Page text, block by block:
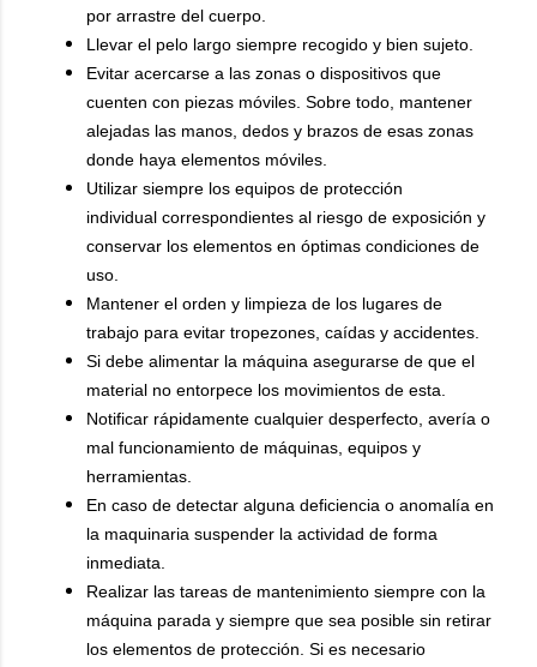
por arrastre del cuerpo.
Llevar el pelo largo siempre recogido y bien sujeto.
Evitar acercarse a las zonas o dispositivos que
cuenten con piezas móviles. Sobre todo, mantener
alejadas las manos, dedos y brazos de esas zonas
donde haya elementos móviles.
Utilizar siempre los equipos de protección
individual correspondientes al riesgo de exposición y
conservar los elementos en óptimas condiciones de
uso.
Mantener el orden y limpieza de los lugares de
trabajo para evitar tropezones, caídas y accidentes.
Si debe alimentar la máquina asegurarse de que el
material no entorpece los movimientos de esta.
Notificar rápidamente cualquier desperfecto, avería o
mal funcionamiento de máquinas, equipos y
herramientas.
En caso de detectar alguna deficiencia o anomalía en
la maquinaria suspender la actividad de forma
inmediata.
Realizar las tareas de mantenimiento siempre con la
máquina parada y siempre que sea posible sin retirar
los elementos de protección. Si es necesario